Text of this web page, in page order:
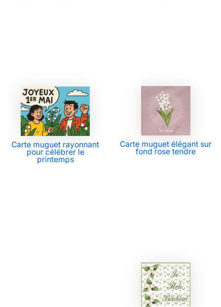
Carte muguet rayonnant
pour célébrer le
printemps
Carte muguet élégant sur
fond rose tendre